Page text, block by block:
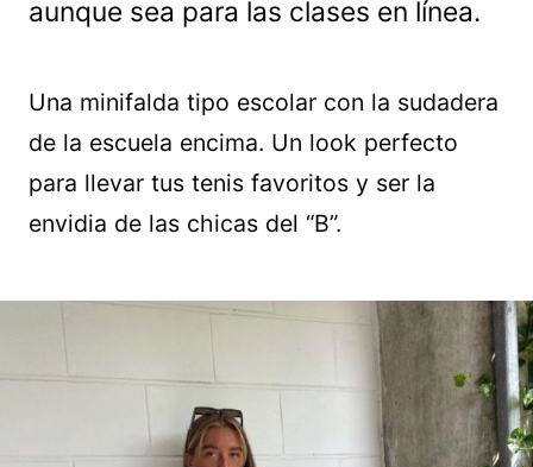
aunque sea para las clases en línea.
Una minifalda tipo escolar con la sudadera
de la escuela encima. Un look perfecto
para llevar tus tenis favoritos y ser la
envidia de las chicas del “B”.